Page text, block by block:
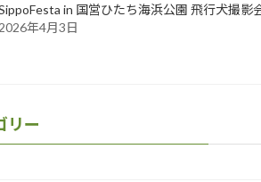
in 国営ひたち海浜公園 飛行犬撮
2026年4月3日
リー